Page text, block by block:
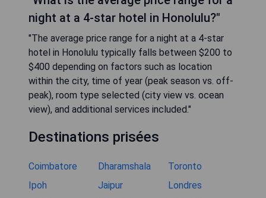
night at a 4-star hotel in Honolulu?"
"The average price range for a night at a 4-star
hotel in Honolulu typically falls between $200 to
$400 depending on factors such as location
within the city, time of year (peak season vs. off-
peak), room type selected (city view vs. ocean
view), and additional services included."
Destinations prisées
Coimbatore Dharamshala
Toronto
Ipoh
Jaipur
Londres